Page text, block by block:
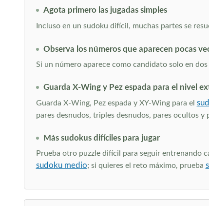
Agota primero las jugadas simples
Incluso en un sudoku difícil, muchas partes se
Observa los números que aparecen pocas
Si un número aparece como candidato solo en
Guarda X-Wing y Pez espada para el nivel
Guarda X-Wing, Pez espada y XY-Wing para el
pares desnudos, triples desnudos, pares ocultos y
Más sudokus difíciles para jugar
Prueba otro puzzle difícil para seguir entrenando
sudoku medio; si quieres el reto máximo, prueba